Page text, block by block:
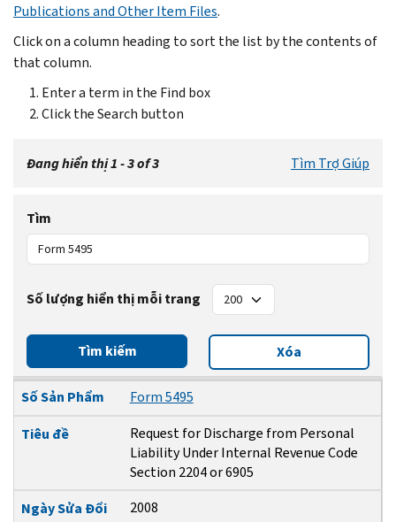
Publications and Other Item Files.
Click on a column heading to sort the list by the contents of
that column.
Enter a term in the Find box
Click the Search button
Đang hiển thị 1 - 3 of 3 Tìm Trợ Giúp
Tìm
Số lượng hiển thị mỗi trang
Tìm kiếm Xóa
Số Sản Phẩm
Tiêu đề
Ngày Sửa Đổi
Số Sản Phẩm
Form 5495
Tiêu đề
Request for Discharge from Personal
Liability Under Internal Revenue Code
Section 2204 or 6905
Ngày Sửa Đổi
2008